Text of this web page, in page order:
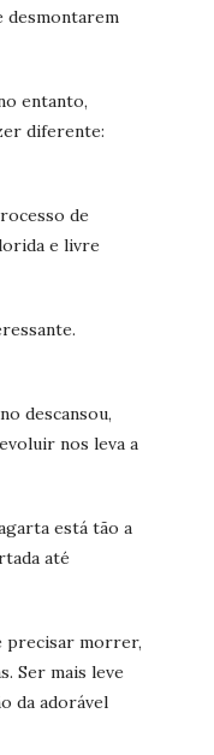
desmontarem
entanto,
diferente:
de
e livre
descansou,
nos leva a
está tão a
até
precisar morrer,
Ser mais leve
da adorável